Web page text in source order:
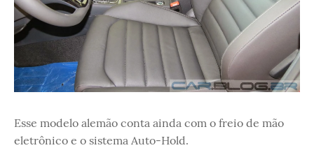
Esse modelo alemão conta ainda com o freio de mão
eletrônico e o sistema Auto-Hold.